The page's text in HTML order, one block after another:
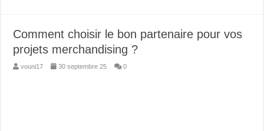
Comment choisir le bon partenaire pour vos
projets merchandising ?
vouni17 30 septembre 25 0